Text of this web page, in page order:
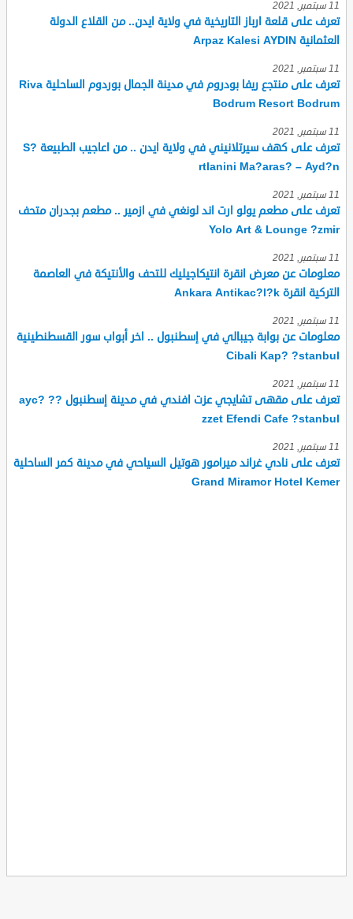
11 سبتمبر, 2021
تعرف على قلعة ارباز التاريخية في ولاية ايدن.. من القلاع الدولة
العثمانية Arpaz Kalesi AYDIN
11 سبتمبر, 2021
تعرف على منتجع ريفا بودروم في مدينة الجمال بوردوم الساحلية Riva
Bodrum Resort Bodrum
11 سبتمبر, 2021
تعرف على كهف سيرتلانيني في ولاية ايدن .. من اعاجيب الطبيعة S?
rtlanini Ma?aras? – Ayd?n
11 سبتمبر, 2021
تعرف على مطعم يولو ارت اند لونغي في ازمير .. مطعم بجدران متحف
Yolo Art & Lounge ?zmir
11 سبتمبر, 2021
معلومات عن معرض انقرة انتيكاجيليك للتحف والأنتيكة في العاصمة
التركية انقرة Ankara Antikac?l?k
11 سبتمبر, 2021
معلومات عن بوابة جيبالي في إسطنبول .. اخر أبواب سور القسطنطينية
Cibali Kap? ?stanbul
11 سبتمبر, 2021
تعرف على مقهى تشايجي عزت افندي في مدينة إسطنبول ?ayc? ?
zzet Efendi Cafe ?stanbul
11 سبتمبر, 2021
تعرف على نادي غراند ميرامور هوتيل السياحي في مدينة كمر الساحلية
Grand Miramor Hotel Kemer